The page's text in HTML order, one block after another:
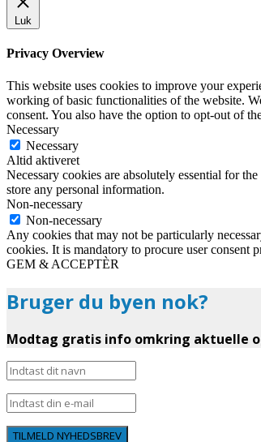
Luk
Privacy Overview
This website uses cookies to improve your
working of basic functionalities of the website.
consent. You also have the option to opt-out of
Necessary
Necessary
Altid aktiveret
Necessary cookies are absolutely essential for
store any personal information.
Non-necessary
Non-necessary
Any cookies that may not be particularly
cookies. It is mandatory to procure user consent
GEM & ACCEPTÈR
Bruger du byen nok?
Modtag gratis info omkring aktuelle
TILMELD NYHEDSBREV